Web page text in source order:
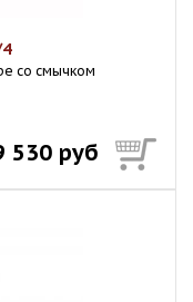
со смычком
530 руб